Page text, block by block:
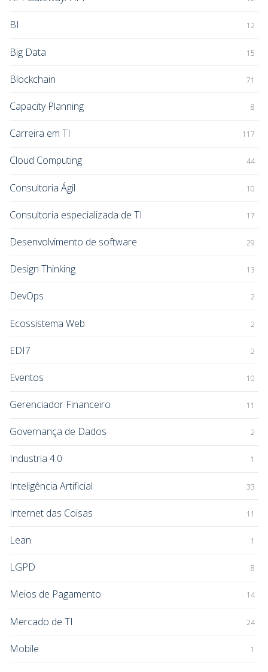
BI 12
Big Data 15
Blockchain 71
Capacity Planning 8
Carreira em TI 117
Cloud Computing 44
Consultoria Ágil 10
Consultoria especializada de TI 17
Desenvolvimento de software 29
Design Thinking 13
DevOps 2
Ecossistema Web 2
EDI7 2
Eventos 10
Gerenciador Financeiro 11
Governança de Dados 2
Industria 4.0 1
Inteligência Artificial 33
Internet das Coisas 11
Lean 1
LGPD 8
Meios de Pagamento 14
Mercado de TI 24
Mobile 1